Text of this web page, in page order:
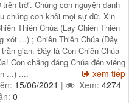
trời. Chúng con nguyện danh
chúng con khỏi mọi sự dữ. Xin
Thiên Chúa (Lạy Chiên Thiên
xót ...) ; Chiên Thiên Chúa (Đây
gian. Đây là Con Chiên Chúa
Con chẳng đáng Chúa đến viếng
...) ....
xem tiếp
15/06/2021 | Xem: 4274
0